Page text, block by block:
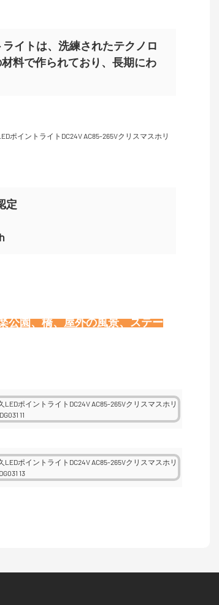
ライトは、洗練されたテクノロ
料で作られており、長期にわ
定
公園、橋、屋外の風景、ステー